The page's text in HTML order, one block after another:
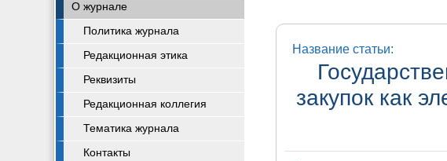
О журнале
Политика журнала
Редакционная этика
Реквизиты
Редакционная коллегия
Тематика журнала
Контакты
Название статьи:
закупок как